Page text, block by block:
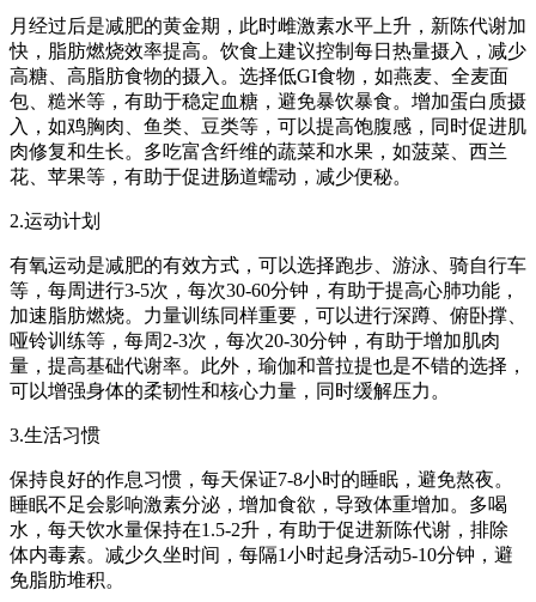
月经过后是减肥的黄金期，此时雌激素水平上升，新陈代谢加
快，脂肪燃烧效率提高。饮食上建议控制每日热量摄入，减少
高糖、高脂肪食物的摄入。选择低GI食物，如燕麦、全麦面
包、糙米等，有助于稳定血糖，避免暴饮暴食。增加蛋白质摄
入，如鸡胸肉、鱼类、豆类等，可以提高饱腹感，同时促进肌
肉修复和生长。多吃富含纤维的蔬菜和水果，如菠菜、西兰
花、苹果等，有助于促进肠道蠕动，减少便秘。
2.运动计划
有氧运动是减肥的有效方式，可以选择跑步、游泳、骑自行车
等，每周进行3-5次，每次30-60分钟，有助于提高心肺功能，
加速脂肪燃烧。力量训练同样重要，可以进行深蹲、俯卧撑、
哑铃训练等，每周2-3次，每次20-30分钟，有助于增加肌肉
量，提高基础代谢率。此外，瑜伽和普拉提也是不错的选择，
可以增强身体的柔韧性和核心力量，同时缓解压力。
3.生活习惯
保持良好的作息习惯，每天保证7-8小时的睡眠，避免熬夜。
睡眠不足会影响激素分泌，增加食欲，导致体重增加。多喝
水，每天饮水量保持在1.5-2升，有助于促进新陈代谢，排除
体内毒素。减少久坐时间，每隔1小时起身活动5-10分钟，避
免脂肪堆积。